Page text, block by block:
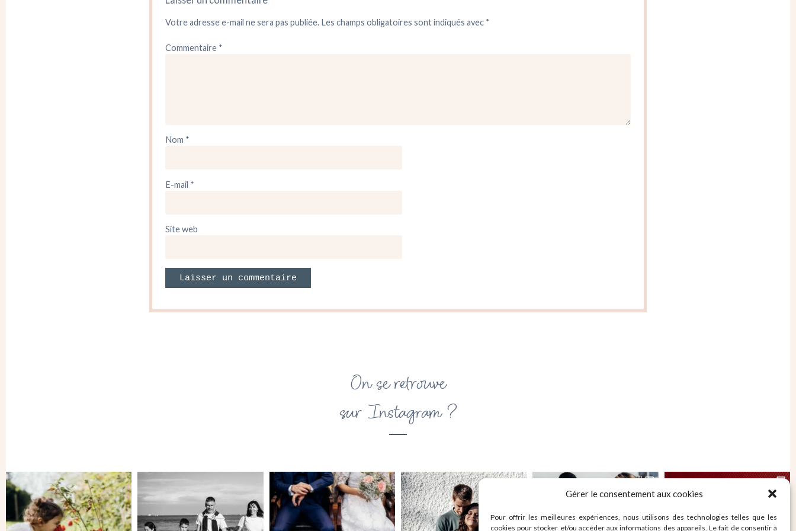
Gérer le consentement aux cookies
Pour offrir les meilleures expériences, nous utilisons des technologies telles que les
cookies pour stocker et/ou accéder aux informations des appareils. Le fait de consentir à
Votre adresse e-mail ne sera pas publiée. Les champs obligatoires sont indiqués avec *
Commentaire *
Nom *
E-mail *
Site web
On se retrouve
sur Instagram ?